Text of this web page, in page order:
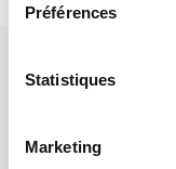
Si vous le
géographique
Identifier
pour en
Préférences
Statistiques
Marketing